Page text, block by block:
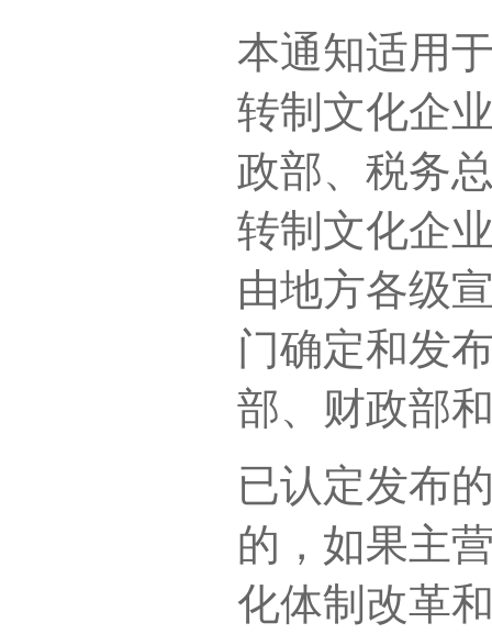
本通知适用
转制文化企
政部、税务
转制文化企
由地方各级
门确定和发
部、财政部
已认定发布
的，如果主
化体制改革